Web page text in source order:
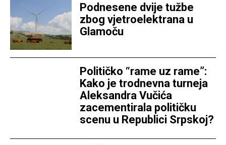
Podnesene dvije tužbe
zbog vjetroelektrana u
Glamoču
Političko “rame uz rame”:
Kako je trodnevna turneja
Aleksandra Vučića
zacementirala političku
scenu u Republici Srpskoj?